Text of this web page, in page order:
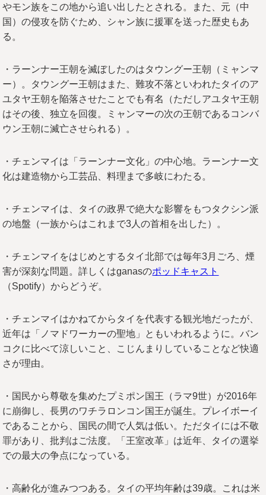
やモン族をこの地から追い出したとされる。また、元（中
国）の侵攻を防ぐため、シャン族に援軍を送った歴史もあ
る。
・ラーンナー王朝を滅ぼしたのはタウングー王朝（ミャンマ
ー）。タウングー王朝はまた、難攻不落といわれたタイのア
ユタヤ王朝を陥落させたことでも有名（ただしアユタヤ王朝
はその後、独立を回復。ミャンマーの次の王朝であるコンバ
ウン王朝に滅亡させられる）。
・チェンマイは「ラーンナー文化」の中心地。ラーンナー文
化は建造物から工芸品、料理まで多岐にわたる。
・チェンマイは、タイの政界で絶大な影響をもつタクシン派
の地盤（一族からはこれまで3人の首相を出した）。
・チェンマイをはじめとするタイ北部では毎年3月ごろ、煙
害が深刻な問題。詳しくはganasのポッドキャスト
（Spotify）からどうぞ。
・チェンマイはかねてからタイを代表する観光地だったが、
近年は「ノマドワーカーの聖地」ともいわれるように。バン
コクに比べて涼しいこと、こじんまりしていることなど快適
さが理由。
・国民から尊敬を集めたプミポン国王（ラマ9世）が2016年
に崩御し、長男のワチラロンコン国王が誕生。プレイボーイ
であることから、国民の間で人気は低い。ただタイには不敬
罪があり、批判はご法度。「王室改革」は近年、タイの選挙
での最大の争点になっている。
・高齢化が進みつつある。タイの平均年齢は39歳。これは米